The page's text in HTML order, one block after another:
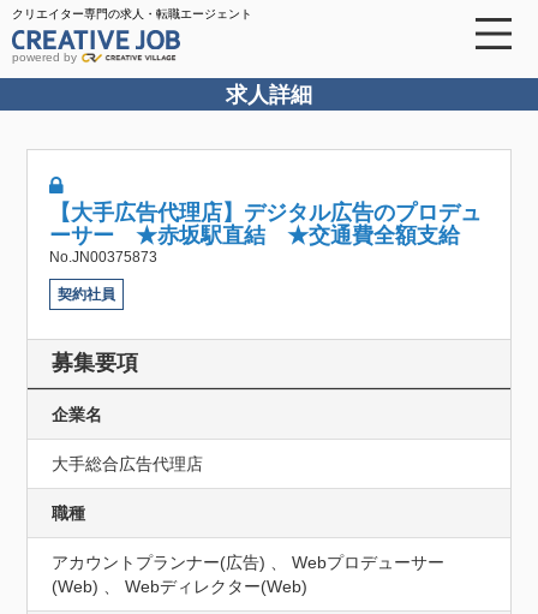
クリエイター専門の求人・転職エージェント
powered by
求人詳細
【大手広告代理店】デジタル広告のプロデュ
ーサー ★赤坂駅直結 ★交通費全額支給
No.JN00375873
契約社員
募集要項
企業名
大手総合広告代理店
職種
アカウントプランナー(広告) 、 Webプロデューサー
(Web) 、 Webディレクター(Web)